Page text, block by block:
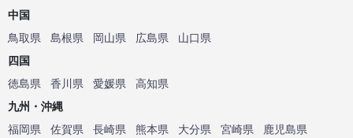
中国
鳥取県
島根県 岡山県 広島県
山口県
四国
徳島県
香川県 愛媛県
高知県
九州・沖縄
福岡県
佐賀県 長崎県 熊本県 大分県 宮崎県
鹿児島県